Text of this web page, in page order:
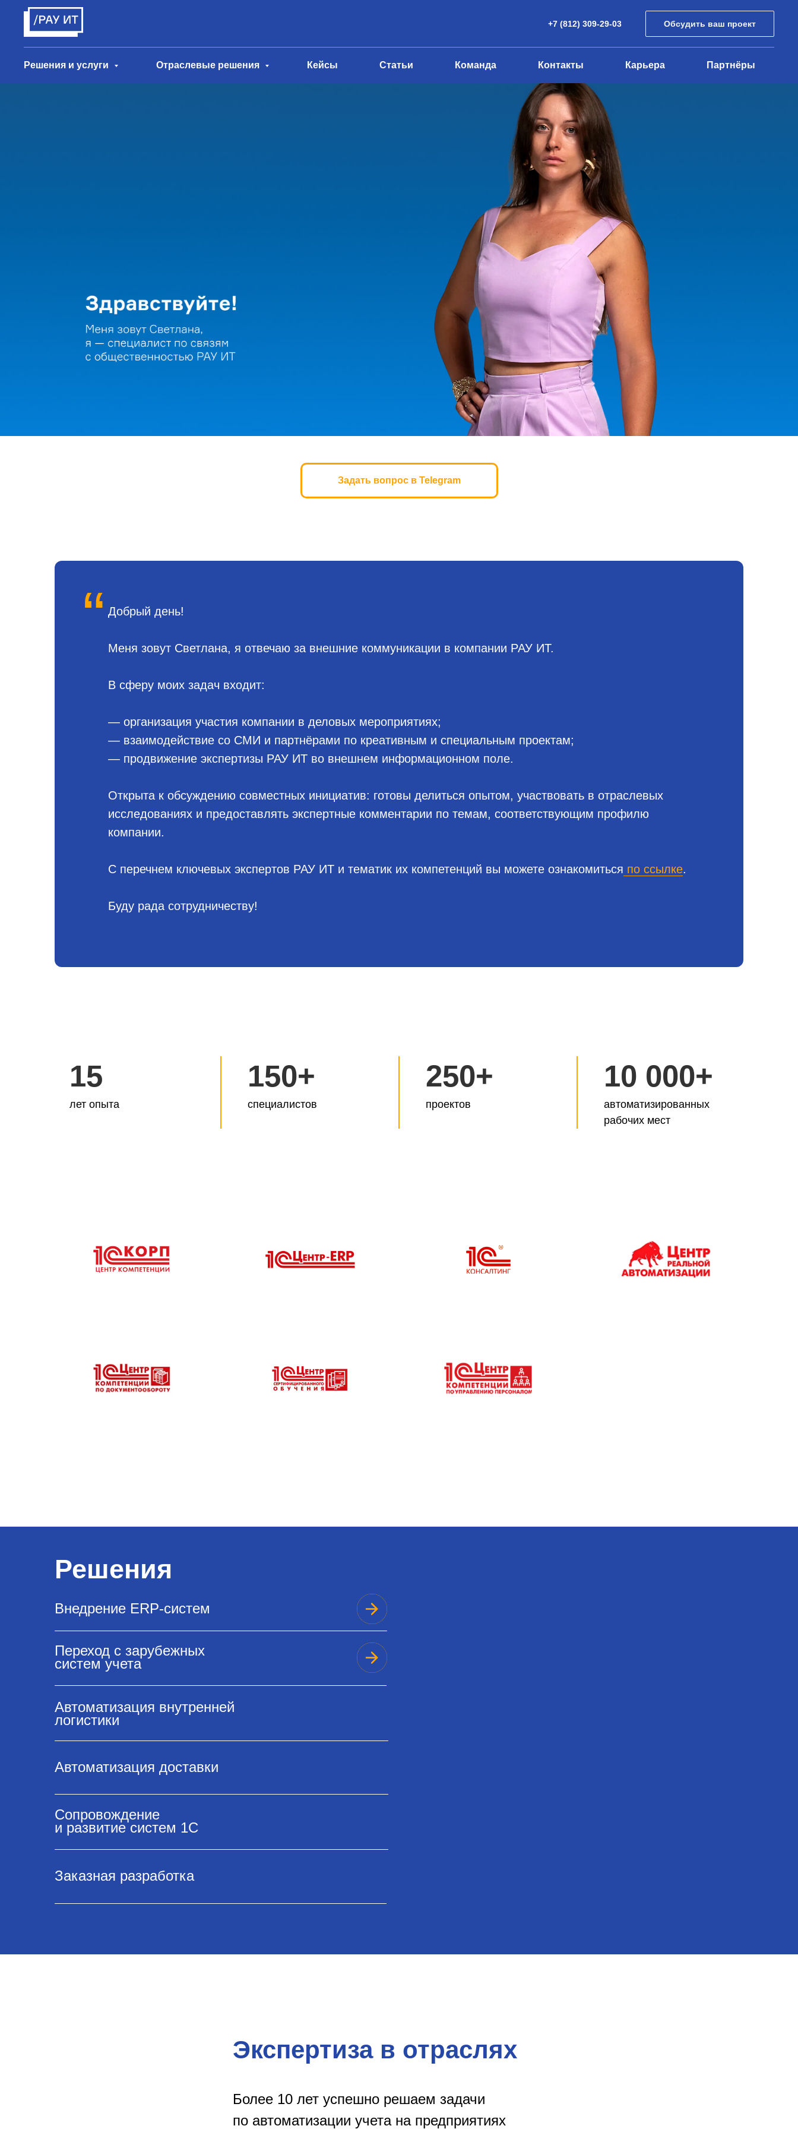
+7 (812) 309-29-03 Обсудить ваш проект
Решения и услуги Отраслевые решения Кейсы Статьи Команда Контакты Карьера Партнёры
Задать вопрос в Telegram
“ Добрый день!
Меня зовут Светлана, я отвечаю за внешние коммуникации в компании РАУ ИТ.
В сферу моих задач входит:
— организация участия компании в деловых мероприятиях;
— взаимодействие со СМИ и партнёрами по креативным и специальным проектам;
— продвижение экспертизы РАУ ИТ во внешнем информационном поле.
Открыта к обсуждению совместных инициатив: готовы делиться опытом, участвовать в отраслевых
исследованиях и предоставлять экспертные комментарии по темам, соответствующим профилю
компании.
С перечнем ключевых экспертов РАУ ИТ и тематик их компетенций вы можете ознакомиться по ссылке.
Буду рада сотрудничеству!
15
лет опыта
150+
специалистов
250+
проектов
10 000+
автоматизированных
рабочих мест
Переход с зарубежных
систем учета
Автоматизация внутренней
логистики
Внедрение ERP-систем
Автоматизация доставки
Заказная разработка
Сопровождение
и развитие систем 1С
Решения
Экспертиза в отраслях
Более 10 лет успешно решаем задачи
по автоматизации учета на предприятиях